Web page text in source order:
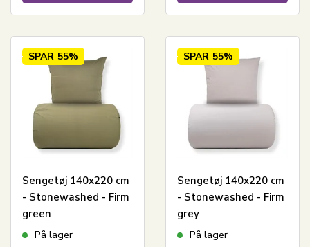
SPAR 55%
Sengetøj 140x220 cm
- Stonewashed - Firm
green
På lager
SPAR 55%
Sengetøj 140x220 cm
- Stonewashed - Firm
grey
På lager